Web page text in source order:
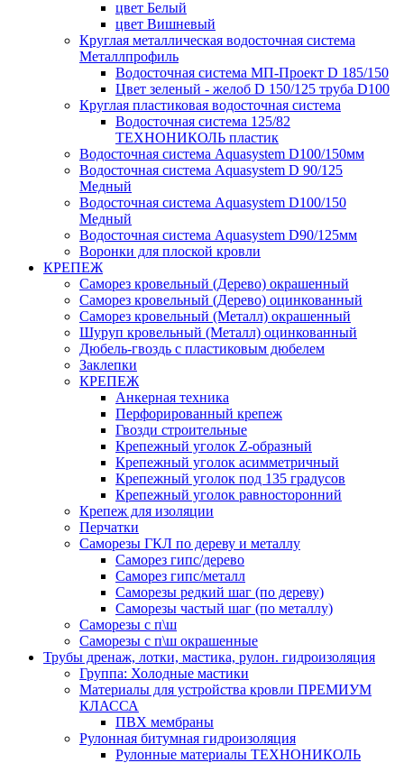
цвет Белый
цвет Вишневый
Круглая металлическая водосточная система
Металлпрофиль
Водосточная система МП-Проект D 185/150
Цвет зеленый - желоб D 150/125 труба D100
Круглая пластиковая водосточная система
Водосточная система 125/82
ТЕХНОНИКОЛЬ пластик
Водосточная система Aquasystem D100/150мм
Водосточная система Aquasystem D 90/125
Медный
Водосточная система Aquasystem D100/150
Медный
Водосточная система Aquasystem D90/125мм
Воронки для плоской кровли
КРЕПЕЖ
Саморез кровельный (Дерево) окрашенный
Саморез кровельный (Дерево) оцинкованный
Саморез кровельный (Металл) окрашенный
Шуруп кровельный (Металл) оцинкованный
Дюбель-гвоздь с пластиковым дюбелем
Заклепки
КРЕПЕЖ
Анкерная техника
Перфорированный крепеж
Гвозди строительные
Крепежный уголок Z-образный
Крепежный уголок асимметричный
Крепежный уголок под 135 градусов
Крепежный уголок равносторонний
Крепеж для изоляции
Перчатки
Саморезы ГКЛ по дереву и металлу
Саморез гипс/дерево
Саморез гипс/металл
Саморезы редкий шаг (по дереву)
Саморезы частый шаг (по металлу)
Саморезы с п\ш
Саморезы с п\ш окрашенные
Трубы дренаж, лотки, мастика, рулон. гидроизоляция
Группа: Холодные мастики
Материалы для устройства кровли ПРЕМИУМ
КЛАССА
ПВХ мембраны
Рулонная битумная гидроизоляция
Рулонные материалы ТЕХНОНИКОЛЬ